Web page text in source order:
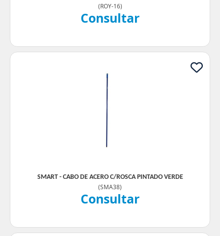
(ROY-16)
Consultar
SMART - CABO DE ACERO C/ROSCA PINTADO VERDE
(SMA38)
Consultar